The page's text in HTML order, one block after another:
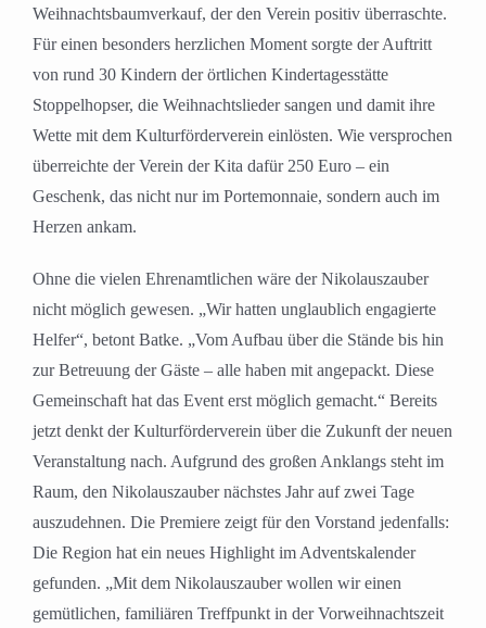
Weihnachtsbaumverkauf, der den Verein positiv überraschte.
Für einen besonders herzlichen Moment sorgte der Auftritt
von rund 30 Kindern der örtlichen Kindertagesstätte
Stoppelhopser, die Weihnachtslieder sangen und damit ihre
Wette mit dem Kulturförderverein einlösten. Wie versprochen
überreichte der Verein der Kita dafür 250 Euro – ein
Geschenk, das nicht nur im Portemonnaie, sondern auch im
Herzen ankam.
Ohne die vielen Ehrenamtlichen wäre der Nikolauszauber
nicht möglich gewesen. „Wir hatten unglaublich engagierte
Helfer“, betont Batke. „Vom Aufbau über die Stände bis hin
zur Betreuung der Gäste – alle haben mit angepackt. Diese
Gemeinschaft hat das Event erst möglich gemacht.“ Bereits
jetzt denkt der Kulturförderverein über die Zukunft der neuen
Veranstaltung nach. Aufgrund des großen Anklangs steht im
Raum, den Nikolauszauber nächstes Jahr auf zwei Tage
auszudehnen. Die Premiere zeigt für den Vorstand jedenfalls:
Die Region hat ein neues Highlight im Adventskalender
gefunden. „Mit dem Nikolauszauber wollen wir einen
gemütlichen, familiären Treffpunkt in der Vorweihnachtszeit